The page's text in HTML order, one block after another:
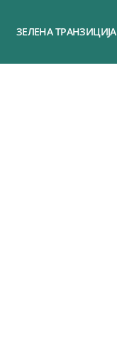
ЗЕЛЕНА ТРАНЗИЦИЈА